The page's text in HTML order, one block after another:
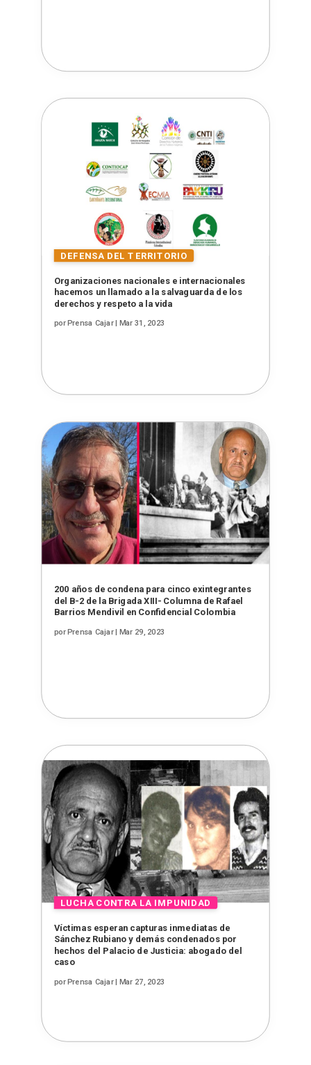
Organizaciones nacionales e internacionales
hacemos un llamado a la salvaguarda de los
derechos y respeto a la vida
por Prensa Cajar| Mar 31, 2023
200 años de condena para cinco exintegrantes
del B-2 de la Brigada XIII- Columna de Rafael
Barrios Mendivil en Confidencial Colombia
porPrensa Cajar| Mar 29, 2023
Víctimas esperan capturas inmediatas de
Sánchez Rubiano y demás condenados por
hechos del Palacio de Justicia: abogado del
caso
porPrensa Cajar| Mar 27, 2023